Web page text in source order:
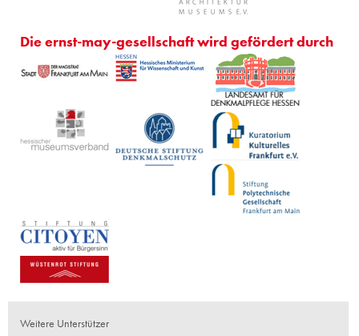
Die ernst-may-gesellschaft wird gefördert durch
Weitere Unterstützer